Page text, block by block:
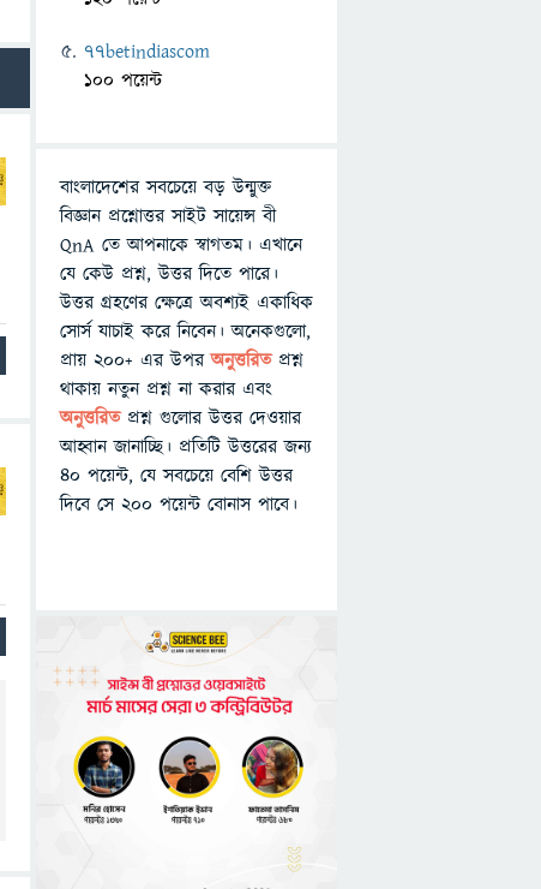
77betindiascom
100 পয়েন্ট
বাংলাদেশের সবচেয়ে বড় উন্মুক্ত
বিজ্ঞান প্রশ্নোত্তর সাইট সায়েন্স বী
QnA তে আপনাকে স্বাগতম। এখানে
যে কেউ প্রশ্ন, উত্তর দিতে পারে।
উত্তর গ্রহণের ক্ষেত্রে অবশ্যই একাধিক
সোর্স যাচাই করে নিবেন। অনেকগুলো,
প্রায় ২০০+ এর উপরঅনুত্তরিতপ্রশ্ন
থাকায় নতুন প্রশ্ন না করার এবং
অনুত্তরিত প্রশ্ন গুলোর উত্তর দেওয়ার
আহ্বান জানাচ্ছি। প্রতিটি উত্তরের জন্য
৪০ পয়েন্ট, যে সবচেয়ে বেশি উত্তর
দিবে সে ২০০ পয়েন্ট বোনাস পাবে।